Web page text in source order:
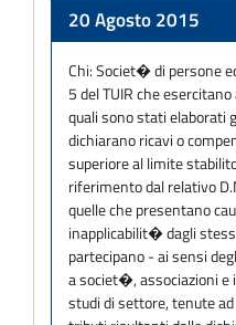
20 Agosto 2015
Chi:Societ� di persone
5 del TUIR che
quali sono stati elaborati
dichiarano ricavi o
superiore al limite
riferimento dal relativo
quelle che presentano
inapplicabilit� dagli
partecipano - ai sensi
a societ�, associazioni e
studi di settore, tenute